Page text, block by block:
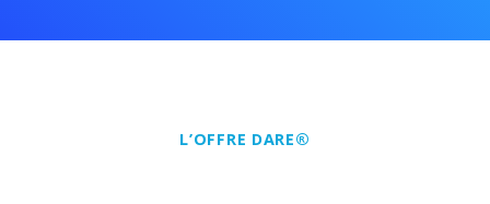
L’OFFRE DARE®